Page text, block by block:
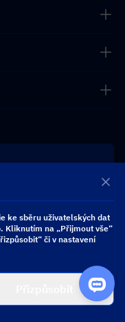
All Rights Reserved.
ke sběru uživatelských dat
Kliknutím na „Přijmout vše“
či v nastavení